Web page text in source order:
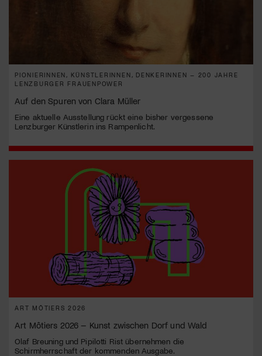
PIONIERINNEN, KÜNSTLERINNEN, DENKERINNEN – 200 JAHRE
LENZBURGER FRAUENPOWER
Auf den Spuren von Clara Müller
Eine aktuelle Ausstellung rückt eine bisher vergessene
Lenzburger Künstlerin ins Rampenlicht.
ART MÔTIERS 2026
Art Môtiers 2026 – Kunst zwischen Dorf und Wald
Olaf Breuning und Pipilotti Rist übernehmen die
Schirmherrschaft der kommenden Ausgabe.